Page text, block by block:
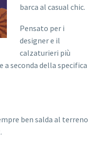
barca al casual chic.
Pensato per i
designer e il
calzaturieri più
seconda della specifica
ben salda al terreno